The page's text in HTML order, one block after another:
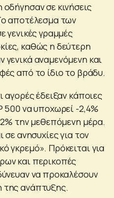
σε κινήσεις
αποτέλεσμα των
γενικές γραμμές
καθώς η δεύτερη
αναμενόμενη και
από το ίδιο το βράδυ.
αγορές έδειξαν κάποιες
500 να υποχωρεί -2,4%
την μεθεπόμενη μέρα.
σε ανησυχίες για τον
γκρεμό». Πρόκειται για
και περικοπές
να προκαλέσουν
της ανάπτυξης.